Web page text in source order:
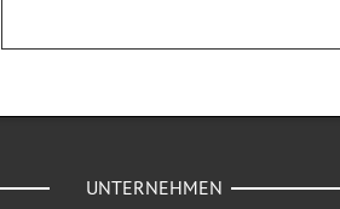
UNTERNEHMEN